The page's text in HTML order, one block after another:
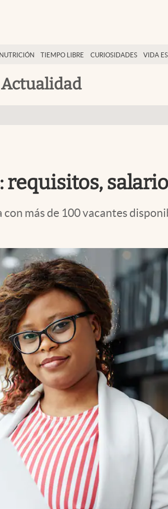
TIEMPO LIBRE CURIOSIDADES VIDA
Actualidad
más de 100 vacantes